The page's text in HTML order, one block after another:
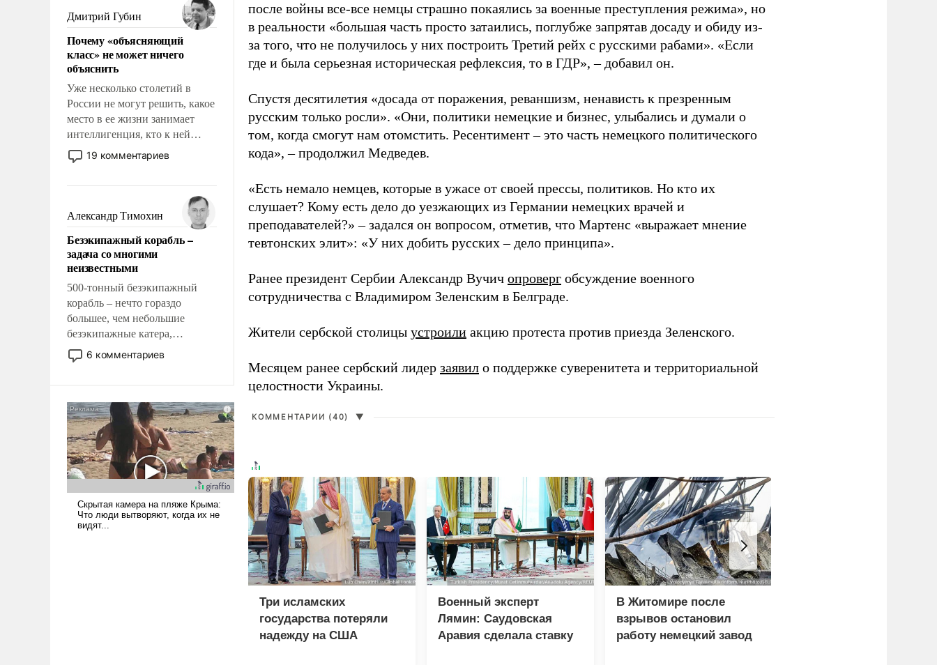
фундаментальным знанием,
что мировая политика имеет
свойство заявляться на порог
нашего дома.
Дмитрий Губин
Почему «объясняющий
класс» не может ничего
объяснить
Уже несколько столетий в
России не могут решить, какое
место в ее жизни занимает
интеллигенция, кто к ней
принадлежит, а кого из нее
исключили с правом
чем она отличается от просто
образованных людей. Иногда
казалось, что эти вопросы
решены раз и навсегда, но –
нет, не решены.
19 комментариев
Александр Тимохин
Безэкипажный корабль –
задача со многими
неизвестными
500-тонный безэкипажный
корабль – нечто гораздо
большее, чем небольшие
безэкипажные катера,
применение которых уже
стало обыденностью. Задача по
и ее реализация радикально
поднимет наши боевые
возможности.
6 комментариев
после войны все-все немцы страшно покаялись за военные преступления режима», но
в реальности «большая часть просто затаились, поглубже запрятав досаду и обиду из-
за того, что не получилось у них построить Третий рейх с русскими рабами». «Если
где и была серьезная историческая рефлексия, то в ГДР», – добавил он.
Спустя десятилетия «досада от поражения, реваншизм, ненависть к презренным
русским только росли». «Они, политики немецкие и бизнес, улыбались и думали о
том, когда смогут нам отомстить. Ресентимент – это часть немецкого политического
кода», – продолжил Медведев.
«Есть немало немцев, которые в ужасе от своей прессы, политиков. Но кто их
слушает? Кому есть дело до уезжающих из Германии немецких врачей и
преподавателей?» – задался он вопросом, отметив, что Мартенс «выражает мнение
тевтонских элит»: «У них добить русских – дело принципа».
Ранее президент Сербии Александр Вучич опроверг обсуждение военного
сотрудничества с Владимиром Зеленским в Белграде.
Жители сербской столицы устроили акцию протеста против приезда Зеленского.
Месяцем ранее сербский лидер заявил о поддержке суверенитета и территориальной
целостности Украины.
КОММЕНТАРИИ (40) ▼
Три исламских
государства потеряли
надежду на США
Военный эксперт
Лямин: Саудовская
Аравия сделала ставку
В Житомире после
взрывов остановил
работу немецкий завод